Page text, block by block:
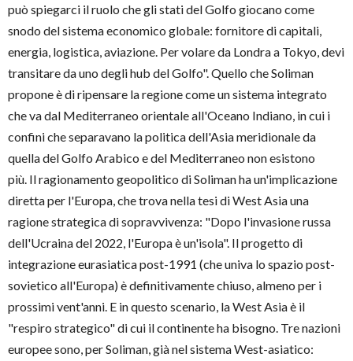
può spiegarci il ruolo che gli stati del Golfo giocano come
snodo del sistema economico globale: fornitore di capitali,
energia, logistica, aviazione. Per volare da Londra a Tokyo, devi
transitare da uno degli hub del Golfo". Quello che Soliman
propone è di ripensare la regione come un sistema integrato
che va dal Mediterraneo orientale all'Oceano Indiano, in cui i
confini che separavano la politica dell'Asia meridionale da
quella del Golfo Arabico e del Mediterraneo non esistono
più. Il ragionamento geopolitico di Soliman ha un'implicazione
diretta per l'Europa, che trova nella tesi di West Asia una
ragione strategica di sopravvivenza: "Dopo l'invasione russa
dell'Ucraina del 2022, l'Europa è un'isola". Il progetto di
integrazione eurasiatica post-1991 (che univa lo spazio post-
sovietico all'Europa) è definitivamente chiuso, almeno per i
prossimi vent'anni. E in questo scenario, la West Asia è il
"respiro strategico" di cui il continente ha bisogno. Tre nazioni
europee sono, per Soliman, già nel sistema West-asiatico: